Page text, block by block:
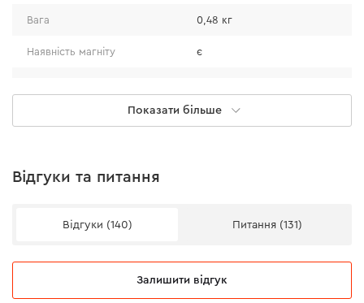
Вага 0,48 кг
Наявність магніту є
Швидкий магнітний кабель Dnipro-M Type-C
Максимальна потужність
3.0)
Показати більше
Відгуки та питання
Відгуки (140) Питання (131)
Залишити відгук